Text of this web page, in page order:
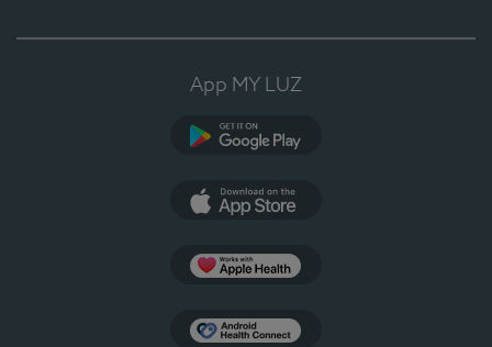
App MY LUZ